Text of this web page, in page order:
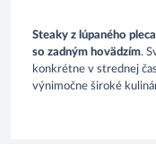
Steaky z lúpaného
so zadným hovädzím.
konkrétne v strednej
výnimočne široké